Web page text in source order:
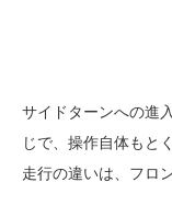
サイドターンへの進
じで、操作自体もと
走行の違いは、フロ